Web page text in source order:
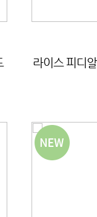
라이스 피디